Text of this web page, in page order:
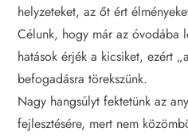
helyzeteket, az őt ért
Célunk, hogy már az óvodába
hatások érjék a kicsiket, ezért
befogadásra törekszünk.
Nagy hangsúlyt fektetünk az
fejlesztésére, mert nem